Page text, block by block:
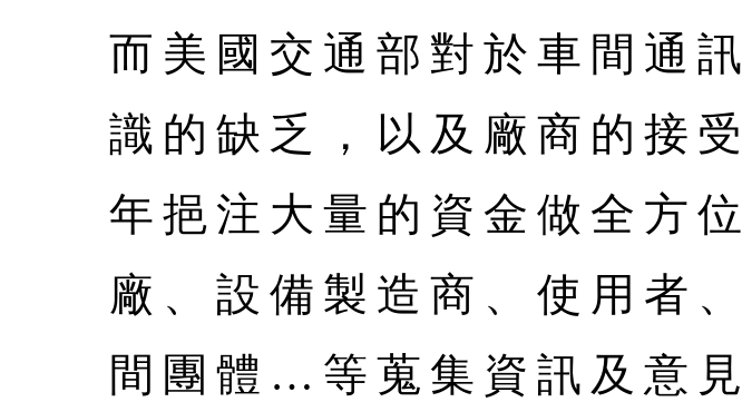
而美國交通部對於車間通
識的缺乏，以及廠商的接
年挹注大量的資金做全方
廠、設備製造商、使用者
間團體…等蒐集資訊及意